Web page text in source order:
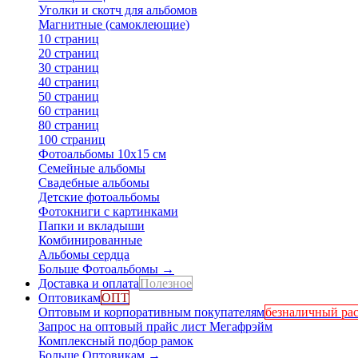
Уголки и скотч для альбомов
Магнитные (самоклеющие)
10 страниц
20 страниц
30 страниц
40 страниц
50 страниц
60 страниц
80 страниц
100 страниц
Фотоальбомы 10х15 см
Семейные альбомы
Свадебные альбомы
Детские фотоальбомы
Фотокниги с картинками
Папки и вкладыши
Комбинированные
Альбомы сердца
Больше Фотоальбомы →
Доставка и оплатаПолезное
ОптовикамОПТ
Оптовым и корпоративным покупателямбезналичный
Запрос на оптовый прайс лист Мегафрэйм
Комплексный подбор рамок
Больше Оптовикам →